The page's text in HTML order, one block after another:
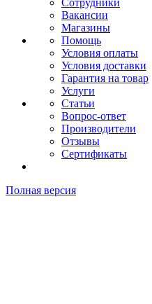
Сотрудники
Вакансии
Магазины
Помощь
Условия оплаты
Условия доставки
Гарантия на товар
Услуги
Статьи
Вопрос-ответ
Производители
Отзывы
Сертификаты
Полная версия